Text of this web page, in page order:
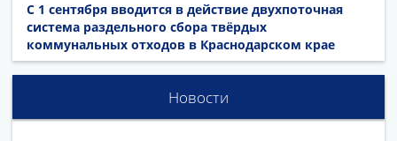
С 1 сентября вводится в действие двухпоточная
система раздельного сбора твёрдых
коммунальных отходов в Краснодарском крае
Новости